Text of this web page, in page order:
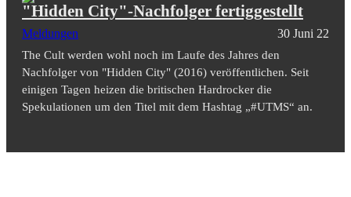
"Hidden City"-Nachfolger fertiggestellt
Meldungen 30 Juni 22
The Cult werden wohl noch im Laufe des Jahres den
Nachfolger von "Hidden City" (2016) veröffentlichen. Seit
einigen Tagen heizen die britischen Hardrocker die
Spekulationen um den Titel mit dem Hashtag „#UTMS“ an.